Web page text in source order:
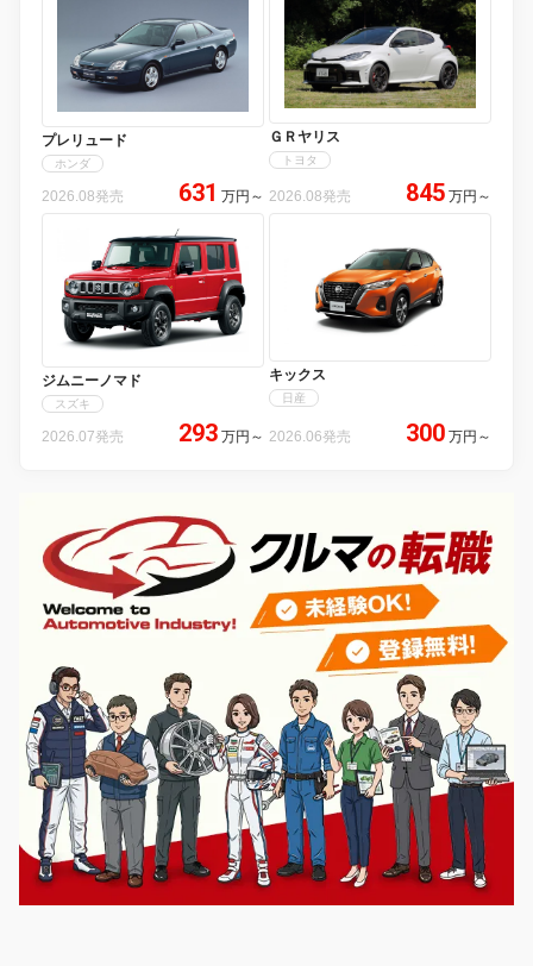
プレリュード
ホンダ
2026.08発売 631 万円 ～
ＧＲヤリス
トヨタ
2026.08発売 845 万円 ～
ジムニーノマド
スズキ
2026.07発売 293 万円 ～
キックス
日産
2026.06発売 300 万円 ～